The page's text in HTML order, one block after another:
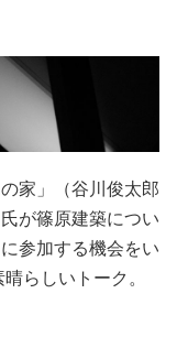
家」（谷川俊太郎
が篠原建築につい
参加する機会をい
らしいトーク。